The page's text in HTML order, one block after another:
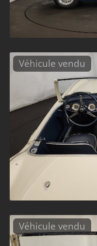
Véhicule vendu
Véhicule vendu